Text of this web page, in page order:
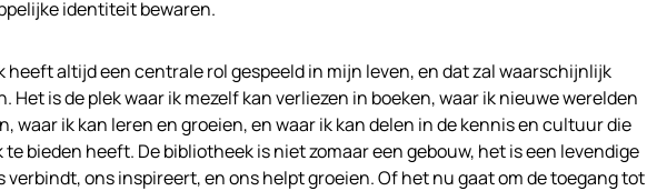
identiteit bewaren.
heeft altijd een centrale rol gespeeld in mijn leven, en dat zal waarschijnlijk
Het is de plek waar ik mezelf kan verliezen in boeken, waar ik nieuwe werelden
waar ik kan leren en groeien, en waar ik kan delen in de kennis en cultuur die
bieden heeft. De bibliotheek is niet zomaar een gebouw, het is een levendige
verbindt, ons inspireert, en ons helpt groeien. Of het nu gaat om de toegang tot